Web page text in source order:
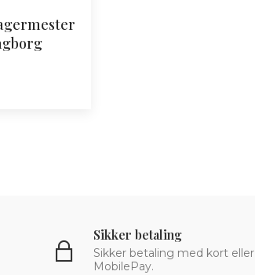
Sikker betaling
Sikker betaling med kort eller
MobilePay.